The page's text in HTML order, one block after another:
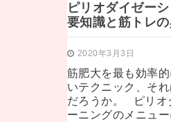
ピリオダイゼー
要知識と筋トレ
2020年3月3日
筋肥大を最も効率
いテクニック、そ
だろうか。 ピリオ
ーニングのメニュ